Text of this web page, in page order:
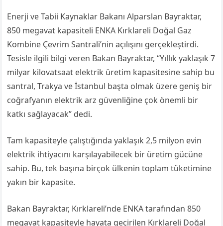
Enerji ve Tabii Kaynaklar Bakanı Alparslan Bayraktar,
850 megavat kapasiteli ENKA Kırklareli Doğal Gaz
Kombine Çevrim Santrali’ninaçılışını gerçekleştirdi.
Tesisle ilgili bilgi veren Bakan Bayraktar, “Yıllık yaklaşık 7
milyar kilovatsaat elektrik üretim kapasitesine sahip bu
santral, Trakya ve İstanbul başta olmak üzere geniş bir
coğrafyanın elektrik arz güvenliğine çok önemli bir
katkı sağlayacak” dedi.
Tam kapasiteyle çalıştığında yaklaşık 2,5 milyon evin
elektrik ihtiyacını karşılayabilecek bir üretim gücüne
sahip. Bu, tek başına birçok ülkenin toplam tüketimine
yakın bir kapasite.
Bakan Bayraktar, Kırklareli’nde ENKA tarafından 850
megavat kapasiteyle hayata geçirilen Kırklareli Doğal